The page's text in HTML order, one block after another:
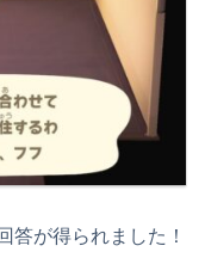
答が得られました！